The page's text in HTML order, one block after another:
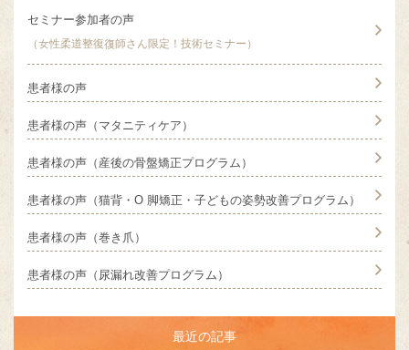
セミナー参加者の声
（女性柔道整復復師さん限定！技術セミナー）
患者様の声
患者様の声（マタニティケア）
患者様の声（産後の骨盤矯正プログラム）
患者様の声（猫背・O 脚矯正・子どもの姿勢改善プログラム）
患者様の声（巻き爪）
患者様の声（尿漏れ改善プログラム）
最近の記事